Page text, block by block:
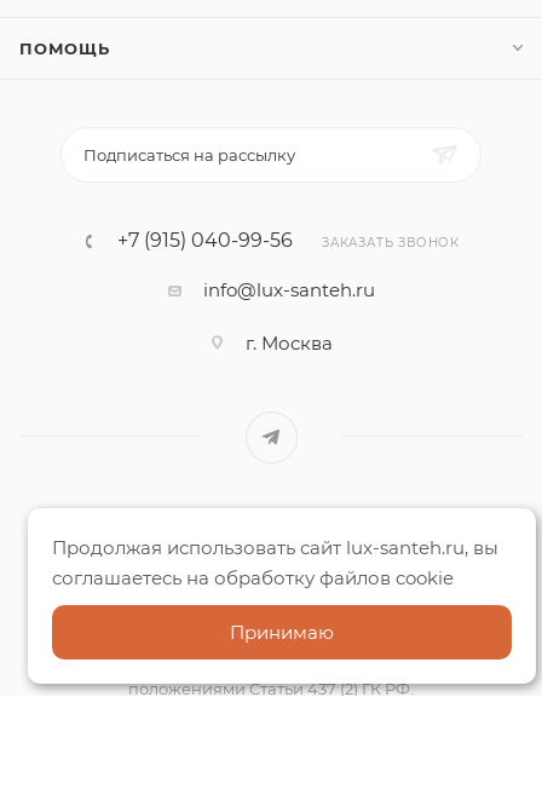
ПОМОЩЬ
Подписаться на рассылку
+7 (915) 040-99-56 ЗАКАЗАТЬ ЗВОНОК
info@lux-santeh.ru
г. Москва
Вся информация на данном сайте несёт исключительно
информационный характер
и ни при каких условиях не является публичной офертой,
определяемой
положениями Статьи 437 (2) ГК РФ.
Продолжая использовать сайт lux-santeh.ru, вы
соглашаетесь на обработку файлов cookie
Принимаю